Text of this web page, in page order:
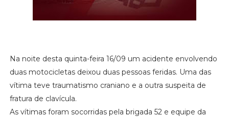
Na noite desta quinta-feira 16/09 um acidente envolvendo
duas motocicletas deixou duas pessoas feridas. Uma das
vítima teve traumatismo craniano e a outra suspeita de
fratura de clavícula.
As vítimas foram socorridas pela brigada 52 e equipe da